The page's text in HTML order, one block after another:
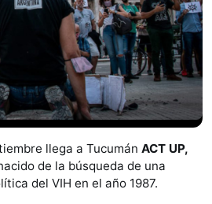
llega a Tucumán ACT UP,
de la búsqueda de una
del VIH en el año 1987.